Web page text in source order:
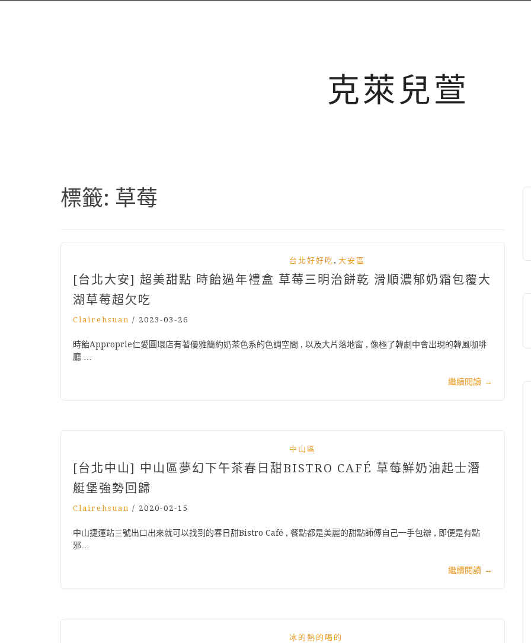
克萊兒萱
標籤: 草莓
台北好好吃 , 大安區
[台北大安] 超美甜點 時飴過年禮盒 草莓三明治餅乾 滑順濃郁奶霜包覆大
湖草莓超欠吃
Clairehsuan / 2023-03-26
時飴Approprie仁愛圓環店有著優雅簡約奶茶色系的色調空間 , 以及大片落地窗 , 像極了韓劇中會出現的韓風咖啡
廳 …
繼續閱讀 →
中山區
[台北中山] 中山區夢幻下午茶春日甜BISTRO CAFÉ 草莓鮮奶油起士潛
艇堡強勢回歸
Clairehsuan / 2020-02-15
中山捷運站三號出口出來就可以找到的春日甜Bistro Café , 餐點都是美麗的甜點師傅自己一手包辦 , 即便是有點
邪…
繼續閱讀 →
冰的熱的喝的